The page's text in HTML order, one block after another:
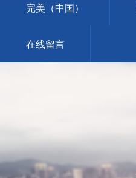
完美（中国）
在线留言